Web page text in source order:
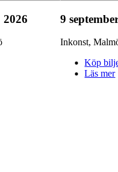
9
Inkonst,
Köp
Läs mer